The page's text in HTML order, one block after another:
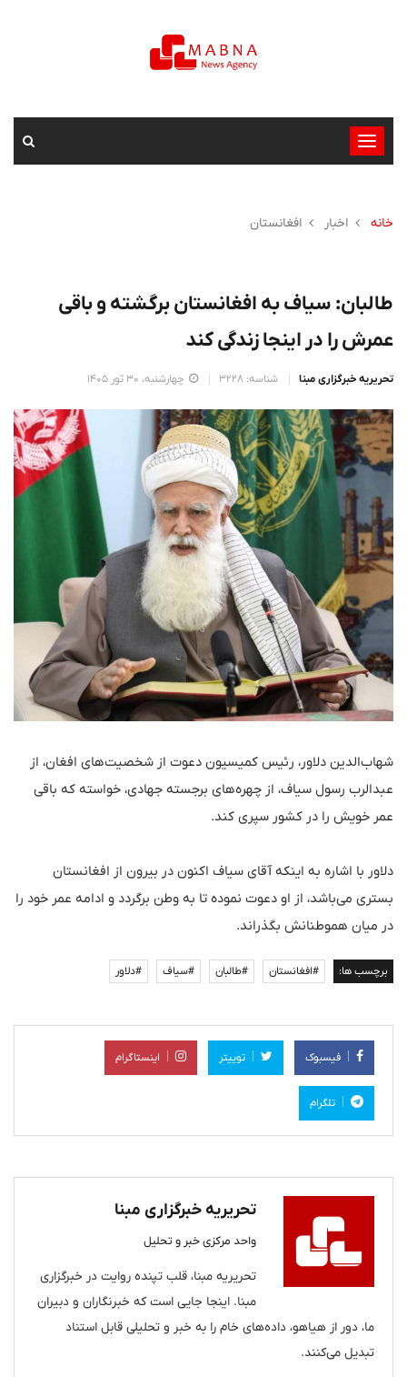
تغییر
وضعیت
خانه
اخبار افغانستان
طالبان: سیاف به افغانستان برگشته و باقی
عمرش را در اینجا زندگی کند
تحریریه خبرگزاری مبنا شناسه: 3228 چهارشنبه، 30 ثور 1405
شهاب‌الدین دلاور، رئیس کمیسیون دعوت از شخصیت‌های افغان، از
عبدالرب رسول سیاف، از چهره‌های برجسته جهادی، خواسته که باقی
عمر خویش را در کشور سپری کند.
دلاور با اشاره به اینکه آقای سیاف اکنون در بیرون از افغانستان
بستری می‌باشد، از او دعوت نموده تا به وطن برگردد و ادامه عمر خود را
در میان هموطنانش بگذراند.
برچسب ها: #افغانستان #طالبان #سیاف #دلاور
فیسبوک توییتر اینستاگرام
تلگرام
تحریریه خبرگزاری مبنا
واحد مرکزی خبر و تحلیل
تحریریه مبنا، قلب تپنده روایت در خبرگزاری
مبنا. اینجا جایی است که خبرنگاران و دبیران
ما، دور از هیاهو، داده‌های خام را به خبر و تحلیلی قابل استناد
تبدیل می‌کنند.